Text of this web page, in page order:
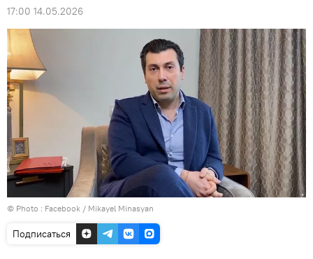
17:00 14.05.2026
© Photo : Facebook / Mikayel Minasyan
Подписаться